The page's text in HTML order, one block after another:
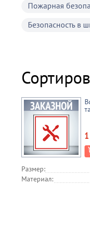
Пожарная
Безопасность в
Размер:
Материал: